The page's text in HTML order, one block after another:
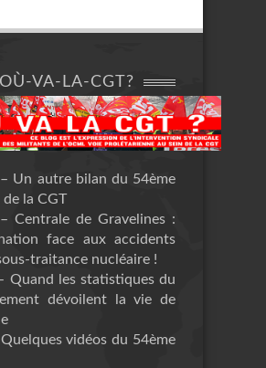
VA-LA-CGT?
Un autre bilan du 54ème
la CGT
Centrale de Gravelines :
face aux accidents
traitance nucléaire !
Quand les statistiques du
dévoilent la vie de
vidéos du 54ème